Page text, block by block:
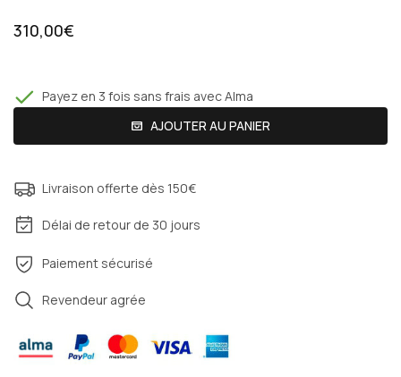
310,00€
Payez en 3 fois sans frais avec Alma
AJOUTER AU PANIER
Livraison offerte dès 150€
Délai de retour de 30 jours
Paiement sécurisé
Revendeur agrée